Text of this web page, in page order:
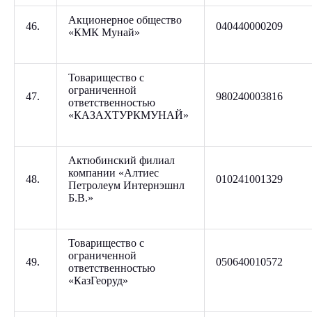
46.
Акционерное общество
«КМК Мунай»
040440000209
47.
Товарищество с
ограниченной
ответственностью
«КАЗАХТУРКМУНАЙ»
980240003816
48.
Актюбинский филиал
компании «Алтиес
Петролеум Интернэшнл
Б.В.»
010241001329
49.
Товарищество с
ограниченной
ответственностью
«КазГеоруд»
050640010572